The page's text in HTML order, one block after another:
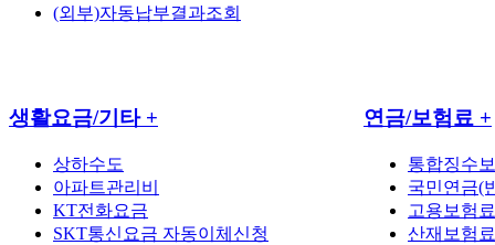
(외부)자동납부결과조회
생활요금/기타 +
상하수도
아파트관리비
KT전화요금
SKT통신요금 자동이체신청
연금/보험료 +
통합징수
국민연금(
고용보험
산재보험